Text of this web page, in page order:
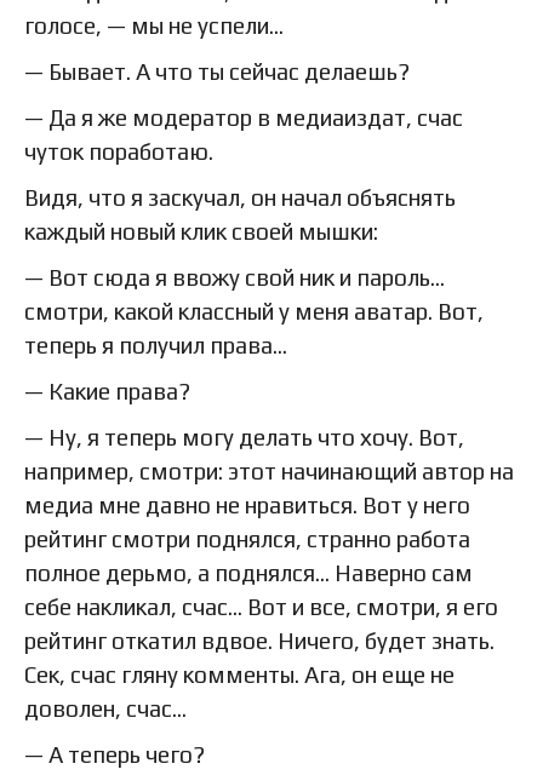
голосе, — мы не успели…
— Бывает. А что ты сейчас делаешь?
— Да я же модератор в медиаиздат, счас
чуток поработаю.
Видя, что я заскучал, он начал объяснять
каждый новый клик своей мышки:
— Вот сюда я ввожу свой ник и пароль…
смотри, какой классный у меня аватар. Вот,
теперь я получил права…
— Какие права?
— Ну, я теперь могу делать что хочу. Вот,
например, смотри: этот начинающий автор на
медиа мне давно не нравиться. Вот у него
рейтинг смотри поднялся, странно работа
полное дерьмо, а поднялся… Наверно сам
себе накликал, счас… Вот и все, смотри, я его
рейтинг откатил вдвое. Ничего, будет знать.
Сек, счас гляну комменты. Ага, он еще не
доволен, счас…
— А теперь чего?